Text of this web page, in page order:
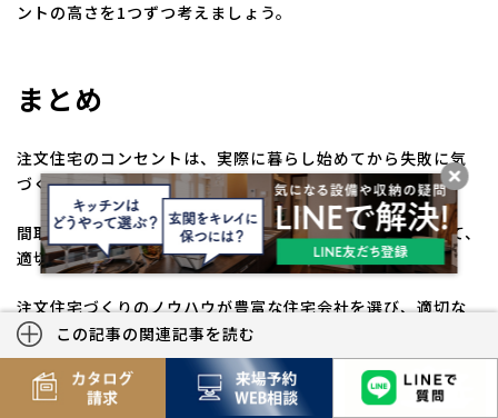
ントの高さを1つずつ考えましょう。
まとめ
注文住宅のコンセントは、実際に暮らし始めてから失敗に気
づくことが多いポイントです。
間取りごとに使う家電や利用シーンをシミュレーションして、
適切な数のコンセントをバランス良く配置しましょう。
注文住宅づくりのノウハウが豊富な住宅会社を選び、適切な
アドバイスを受けることも大切です。クレバリーホームは全
国のモデルハウスで、間取りや設備に関するご相談を受け付
けています。ぜひお近くのモデルハウスにご来場ください。
この記事の関連記事を読む